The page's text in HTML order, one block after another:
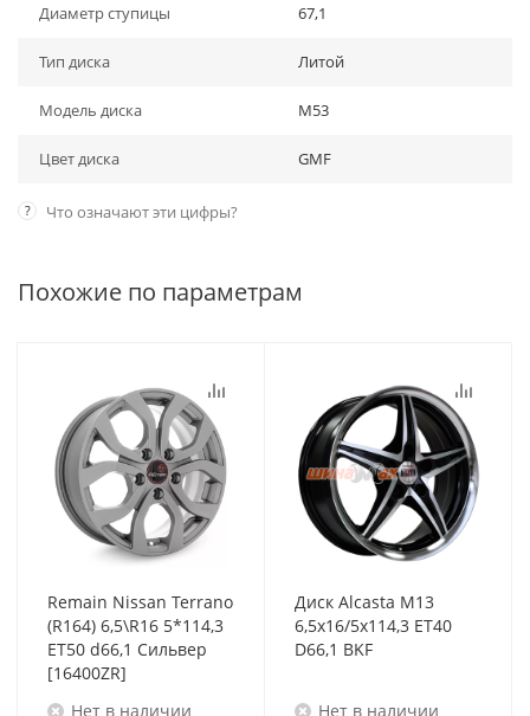
Диаметр ступицы 67,1
Тип диска Литой
Модель диска M53
Цвет диска GMF
? Что означают эти цифры?
Похожие по параметрам
Remain Nissan Terrano
(R164) 6,5\R16 5*114,3
ET50 d66,1 Сильвер
[16400ZR]
Нет в наличии
Диск Alcasta M13
6,5x16/5x114,3 ET40
D66,1 BKF
Нет в наличии